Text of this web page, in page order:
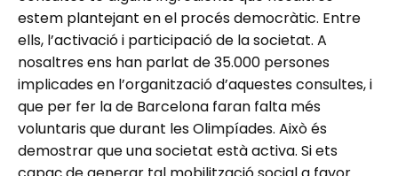
estem plantejant en el procés democràtic. Entre
ells, l’activació i participació de la societat. A
nosaltres ens han parlat de 35.000 persones
implicades en l’organització d’aquestes consultes, i
que per fer la de Barcelona faran falta més
voluntaris que durant les Olimpíades. Això és
demostrar que una societat està activa. Si ets